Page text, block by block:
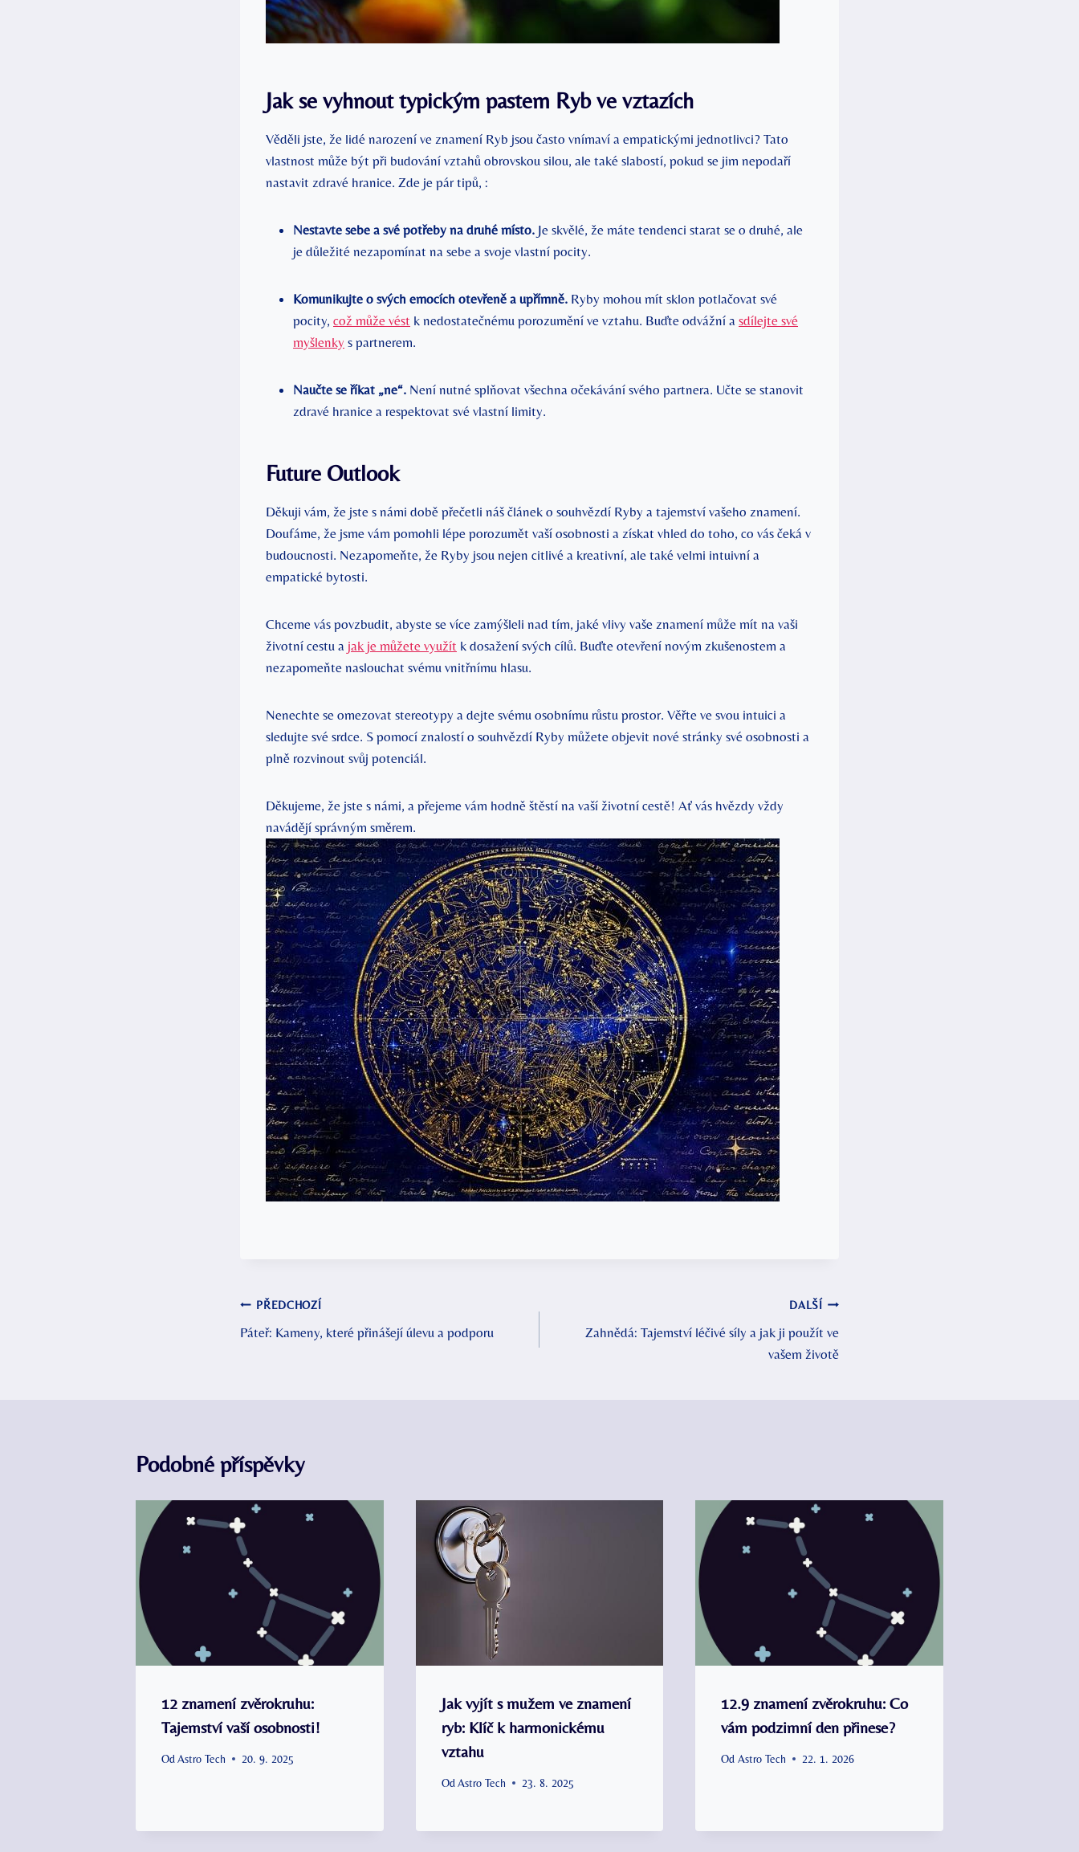
Jak se vyhnout typickým pastem Ryb ve vztazích
Věděli jste, že lidé narození ve znamení Ryb jsou často vnímaví a empatickými jednotlivci? Tato
vlastnost může být při budování vztahů obrovskou silou, ale také slabostí, pokud se jim nepodaří
nastavit zdravé hranice. Zde je pár tipů, :
Nestavte sebe a své potřeby na druhé místo. Je skvělé, že máte tendenci starat se o druhé, ale
je důležité nezapomínat na sebe a svoje vlastní pocity.
Komunikujte o svých emocích otevřeně a upřímně. Ryby mohou mít sklon potlačovat své
pocity, což může vést k nedostatečnému porozumění ve vztahu. Buďte odvážní a sdílejte své
myšlenky s partnerem.
Naučte se říkat „ne“. Není nutné splňovat všechna očekávání svého partnera. Učte se stanovit
zdravé hranice a respektovat své vlastní limity.
Future Outlook
Děkuji vám, že jste s námi době přečetli náš článek o souhvězdí Ryby a tajemství vašeho znamení.
Doufáme, že jsme vám pomohli lépe porozumět vaší osobnosti a získat vhled do toho, co vás čeká v
budoucnosti. Nezapomeňte, že Ryby jsou nejen citlivé a kreativní, ale také velmi intuivní a
empatické bytosti.
Chceme vás povzbudit, abyste se více zamýšleli nad tím, jaké vlivy vaše znamení může mít na vaši
životní cestu a jak je můžete využít k dosažení svých cílů. Buďte otevření novým zkušenostem a
nezapomeňte naslouchat svému vnitřnímu hlasu.
Nenechte se omezovat stereotypy a dejte svému osobnímu růstu prostor. Věřte ve svou intuici a
sledujte své srdce. S pomocí znalostí o souhvězdí Ryby můžete objevit nové stránky své osobnosti a
plně rozvinout svůj potenciál.
Děkujeme, že jste s námi, a přejeme vám hodně štěstí na vaší životní cestě! Ať vás hvězdy vždy
navádějí správným směrem.
Navigace
pro
PŘEDCHOZÍ
Páteř: Kameny, které přinášejí úlevu a podporu
DALŠÍ
Zahnědá: Tajemství léčivé síly a jak ji použít ve
vašem životě
Podobné příspěvky
12 znamení zvěrokruhu:
Tajemství vaší osobnosti!
Od Astro Tech 20. 9. 2025
Jak vyjít s mužem ve znamení
ryb: Klíč k harmonickému
vztahu
Od Astro Tech 23. 8. 2025
12.9 znamení zvěrokruhu: Co
vám podzimní den přinese?
Od Astro Tech 22. 1. 2026